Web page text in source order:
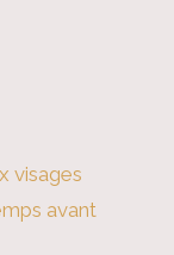
visages
avant